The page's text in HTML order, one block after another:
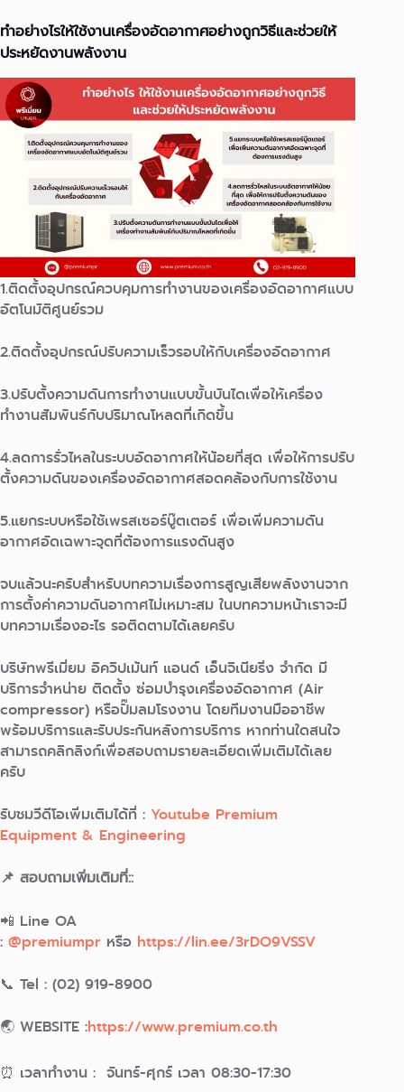
ทำอย่างไรให้ใช้งานเครื่องอัดอากาศอย่างถูกวิธีและช่วยให้
ประหยัดงานพลังงาน
1.ติดตั้งอุปกรณ์ควบคุมการทำงานของเครื่องอัดอากาศแบบ
อัตโนมัติศูนย์รวม
2.ติดตั้งอุปกรณ์ปรับความเร็วรอบให้กับเครื่องอัดอากาศ
3.ปรับตั้งความดันการทำงานแบบขั้นบันไดเพื่อให้เครื่อง
ทำงานสัมพันธ์กับปริมาณโหลดที่เกิดขึ้น
4.ลดการรั่วไหลในระบบอัดอากาศให้น้อยที่สุด เพื่อให้การปรับ
ตั้งความดันของเครื่องอัดอากาศสอดคล้องกับการใช้งาน
5.แยกระบบหรือใช้เพรสเซอร์บู๊ตเตอร์ เพื่อเพิ่มความดัน
อากาศอัดเฉพาะจุดที่ต้องการแรงดันสูง
จบแล้วนะครับสำหรับบทความเรื่องการสูญเสียพลังงานจาก
การตั้งค่าความดันอากาศไม่เหมาะสม ในบทความหน้าเราจะมี
บทความเรื่องอะไร รอติดตามได้เลยครับ
บริษัทพรีเมี่ยม อิควิปเม้นท์ แอนด์ เอ็นจิเนียริ่ง จำกัด มี
บริการจำหน่าย ติดตั้ง ซ่อมบำรุงเครื่องอัดอากาศ (Air
compressor) หรือปั๊มลมโรงงาน โดยทีมงานมืออาชีพ
พร้อมบริการและรับประกันหลังการบริการ หากท่านใดสนใจ
สามารถคลิกลิงก์เพื่อสอบถามรายละเอียดเพิ่มเติมได้เลย
ครับ
รับชมวีดีโอเพิ่มเติมได้ที่ : Youtube Premium
Equipment & Engineering
📌 สอบถามเพิ่มเติมที่::
📲 Line OA
: @premiumpr หรือ https://lin.ee/3rDO9VSSV
📞 Tel : (02) 919-8900
🌏 WEBSITE :https://www.premium.co.th
⏰ เวลาทำงาน : จันทร์-ศุกร์ เวลา 08:30-17:30